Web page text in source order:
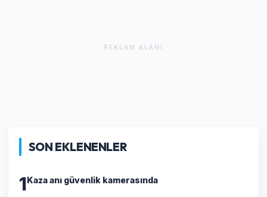
REKLAM ALANI
SON EKLENENLER
1Kaza anı güvenlik kamerasında